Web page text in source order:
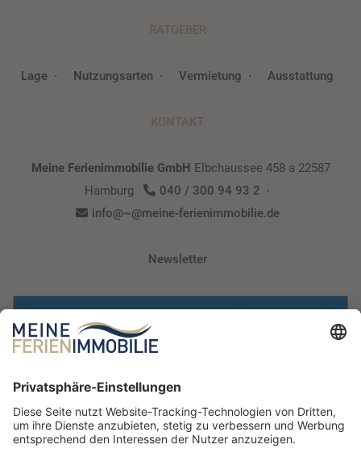
RATGEBER
Lage Nutzungsarten Vermietung Ausstattung
KONTAKT
Meine Ferienimmobilie GmbH Elbchaussee 458 a 22587
Hamburg
040 / 300 94 93 2
info@~@meine-ferienimmobilie.de
Newsletter